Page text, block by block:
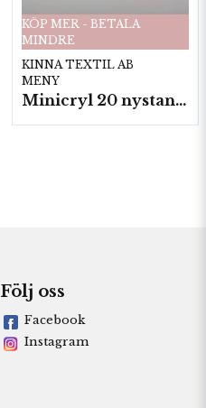
KÖP MER - BETALA
MINDRE
KINNA TEXTIL AB
MENY
Minicryl 20 nystan a25g./fp.
Följ oss
Facebook
Instagram